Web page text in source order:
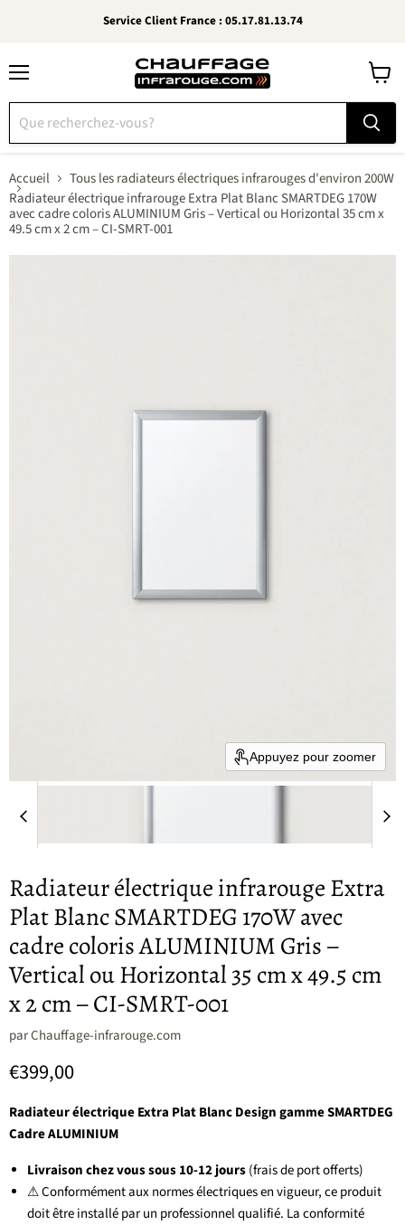
Service Client France : 05.17.81.13.74
le
panier
Accueil
Tous les radiateurs électriques infrarouges d'environ 200W
Radiateur électrique infrarouge Extra Plat Blanc SMARTDEG 170W
avec cadre coloris ALUMINIUM Gris – Vertical ou Horizontal 35 cm x
49.5 cm x 2 cm – CI-SMRT-001
Appuyez pour zoomer
Radiateur électrique infrarouge Extra
Plat Blanc SMARTDEG 170W avec
cadre coloris ALUMINIUM Gris –
Vertical ou Horizontal 35 cm x 49.5 cm
x 2 cm – CI-SMRT-001
parChauffage-infrarouge.com
Prix actuel
€399,00
Radiateur électrique Extra Plat Blanc Design gamme SMARTDEG
Cadre ALUMINIUM
Livraison chez vous sous 10-12 jours(frais de port offerts)
⚠ Conformément aux normes électriques en vigueur, ce produit
doit être installé par un professionnel qualifié. La conformité